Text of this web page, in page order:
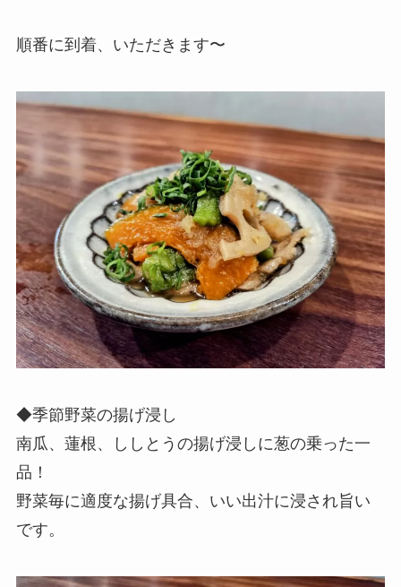
順番に到着、いただきます〜
◆季節野菜の揚げ浸し
南瓜、蓮根、ししとうの揚げ浸しに葱の乗った一
品！
野菜毎に適度な揚げ具合、いい出汁に浸され旨い
です。